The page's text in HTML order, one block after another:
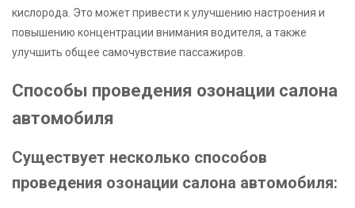
кислорода. Это может привести к улучшению настроения и
повышению концентрации внимания водителя, а также
улучшить общее самочувствие пассажиров.
Способы проведения озонации салона
автомобиля
Существует несколько способов
проведения озонации салона автомобиля: